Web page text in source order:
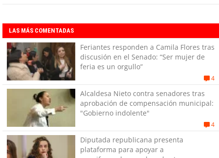
LAS MÁS COMENTADAS
Feriantes responden a Camila Flores tras
discusión en el Senado: “Ser mujer de
feria es un orgullo”
4
Alcaldesa Nieto contra senadores tras
aprobación de compensación municipal:
"Gobierno indolente"
4
Diputada republicana presenta
plataforma para apoyar a